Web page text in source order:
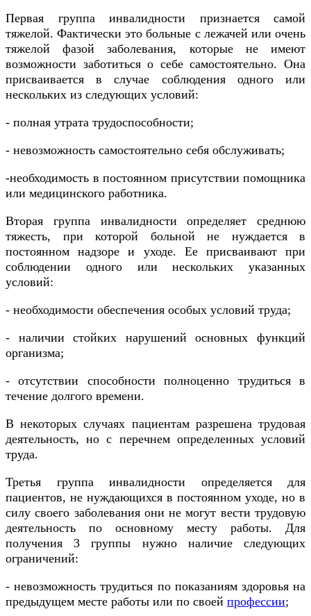
Первая группа инвалидности признается самой
тяжелой. Фактически это больные с лежачей или очень
тяжелой фазой заболевания, которые не имеют
возможности заботиться о себе самостоятельно. Она
присваивается в случае соблюдения одного или
нескольких из следующих условий:
- полная утрата трудоспособности;
- невозможность самостоятельно себя обслуживать;
-необходимость в постоянном присутствии помощника
или медицинского работника.
Вторая группа инвалидности определяет среднюю
тяжесть, при которой больной не нуждается в
постоянном надзоре и уходе. Ее присваивают при
соблюдении одного или нескольких указанных
условий:
- необходимости обеспечения особых условий труда;
- наличии стойких нарушений основных функций
организма;
- отсутствии способности полноценно трудиться в
течение долгого времени.
В некоторых случаях пациентам разрешена трудовая
деятельность, но с перечнем определенных условий
труда.
Третья группа инвалидности определяется для
пациентов, не нуждающихся в постоянном уходе, но в
силу своего заболевания они не могут вести трудовую
деятельность по основному месту работы. Для
получения 3 группы нужно наличие следующих
ограничений:
- невозможность трудиться по показаниям здоровья на
предыдущем месте работы или по своей профессии;